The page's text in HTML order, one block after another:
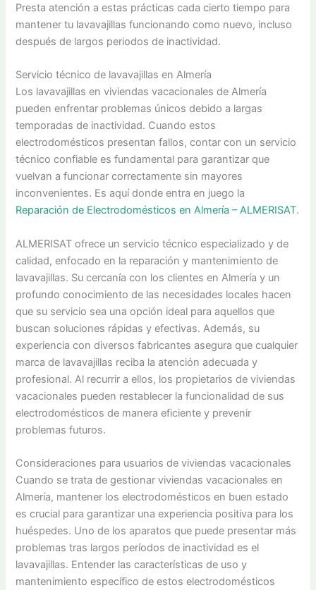
Presta atención a estas prácticas cada cierto tiempo para
mantener tu lavavajillas funcionando como nuevo, incluso
después de largos periodos de inactividad.
Servicio técnico de lavavajillas en Almería
Los lavavajillas en viviendas vacacionales de Almería
pueden enfrentar problemas únicos debido a largas
temporadas de inactividad. Cuando estos
electrodomésticos presentan fallos, contar con un servicio
técnico confiable es fundamental para garantizar que
vuelvan a funcionar correctamente sin mayores
inconvenientes. Es aquí donde entra en juego la
Reparación de Electrodomésticos en Almería – ALMERISAT.
ALMERISAT ofrece un servicio técnico especializado y de
calidad, enfocado en la reparación y mantenimiento de
lavavajillas. Su cercanía con los clientes en Almería y un
profundo conocimiento de las necesidades locales hacen
que su servicio sea una opción ideal para aquellos que
buscan soluciones rápidas y efectivas. Además, su
experiencia con diversos fabricantes asegura que cualquier
marca de lavavajillas reciba la atención adecuada y
profesional. Al recurrir a ellos, los propietarios de viviendas
vacacionales pueden restablecer la funcionalidad de sus
electrodomésticos de manera eficiente y prevenir
problemas futuros.
Consideraciones para usuarios de viviendas vacacionales
Cuando se trata de gestionar viviendas vacacionales en
Almería, mantener los electrodomésticos en buen estado
es crucial para garantizar una experiencia positiva para los
huéspedes. Uno de los aparatos que puede presentar más
problemas tras largos períodos de inactividad es el
lavavajillas. Entender las características de uso y
mantenimiento específico de estos electrodomésticos